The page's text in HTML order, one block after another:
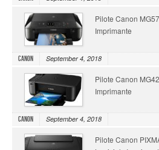
Pilote Canon
Imprimante
Canon September 4, 2018
Pilote Canon
Imprimante
Canon September 4, 2018
Pilote Canon